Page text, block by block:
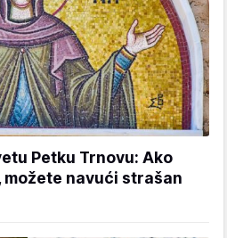
Petku Trnovu: Ako
navući strašan